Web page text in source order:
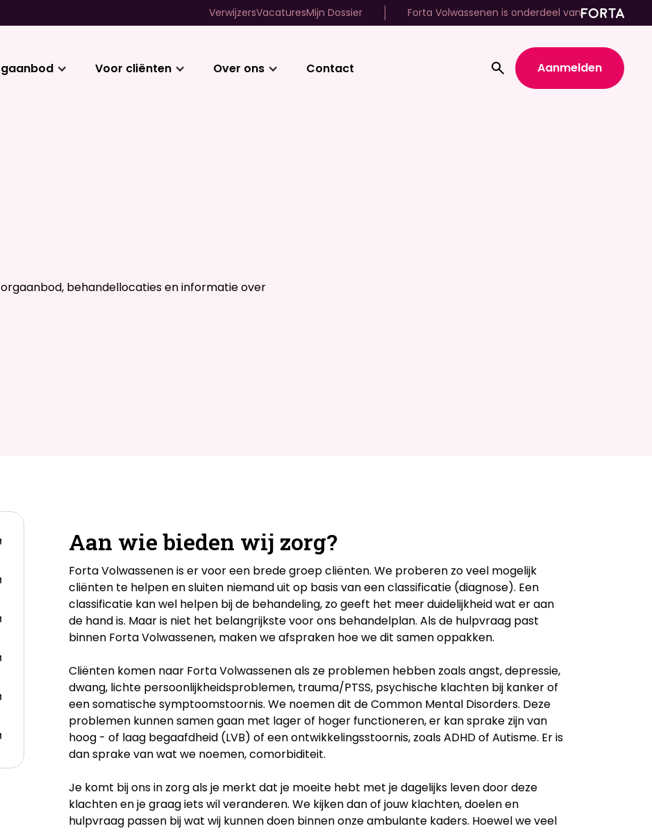
VerwijzersVacaturesMijn Dossier Forta Volwassenen is onderdeel van
Voor cliënten Over ons Contact Aanmelden
behandellocaties en informatie over
Aan wie bieden wij zorg?
Forta Volwassenen is er voor een brede groep cliënten. We proberen zo veel mogelijk
cliënten te helpen en sluiten niemand uit op basis van een classificatie (diagnose). Een
classificatie kan wel helpen bij de behandeling, zo geeft het meer duidelijkheid wat er aan
de hand is. Maar is niet het belangrijkste voor ons behandelplan. Als de hulpvraag past
binnen Forta Volwassenen, maken we afspraken hoe we dit samen oppakken.
Cliënten komen naar Forta Volwassenen als ze problemen hebben zoals angst, depressie,
dwang, lichte persoonlijkheidsproblemen, trauma/PTSS, psychische klachten bij kanker of
een somatische symptoomstoornis. We noemen dit de Common Mental Disorders. Deze
problemen kunnen samen gaan met lager of hoger functioneren, er kan sprake zijn van
hoog - of laag begaafdheid (LVB) of een ontwikkelingsstoornis, zoals ADHD of Autisme. Er is
dan sprake van wat we noemen, comorbiditeit.
Je komt bij ons in zorg als je merkt dat je moeite hebt met je dagelijks leven door deze
klachten en je graag iets wil veranderen. We kijken dan of jouw klachten, doelen en
hulpvraag passen bij wat wij kunnen doen binnen onze ambulante kaders. Hoewel we veel